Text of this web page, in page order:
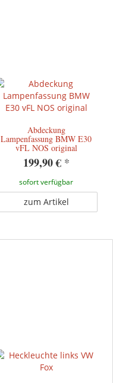
Abdeckung
Lampenfassung BMW E30
vFL NOS original
199,90 € *
sofort verfügbar
zum Artikel